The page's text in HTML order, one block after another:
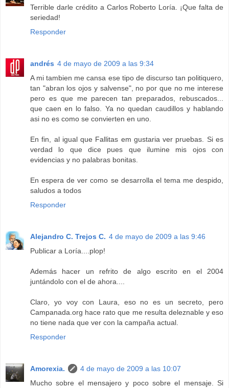
Terrible darle crédito a Carlos Roberto Loría. ¡Que falta de
seriedad!
Responder
andrés 4 de mayo de 2009 a las 9:34
A mi tambien me cansa ese tipo de discurso tan politiquero,
tan "abran los ojos y salvense", no por que no me interese
pero es que me parecen tan preparados, rebuscados...
que caen en lo falso. Ya no quedan caudillos y hablando
asi no es como se convierten en uno.
En fin, al igual que Fallitas em gustaria ver pruebas. Si es
verdad lo que dice pues que ilumine mis ojos con
evidencias y no palabras bonitas.
En espera de ver como se desarrolla el tema me despido,
saludos a todos
Responder
Alejandro C. Trejos C. 4 de mayo de 2009 a las 9:46
Publicar a Loría....plop!
Además hacer un refrito de algo escrito en el 2004
juntándolo con el de ahora....
Claro, yo voy con Laura, eso no es un secreto, pero
Campanada.org hace rato que me resulta deleznable y eso
no tiene nada que ver con la campaña actual.
Responder
Amorexia.
4 de mayo de 2009 a las 10:07
Mucho sobre el mensajero y poco sobre el mensaje. Si